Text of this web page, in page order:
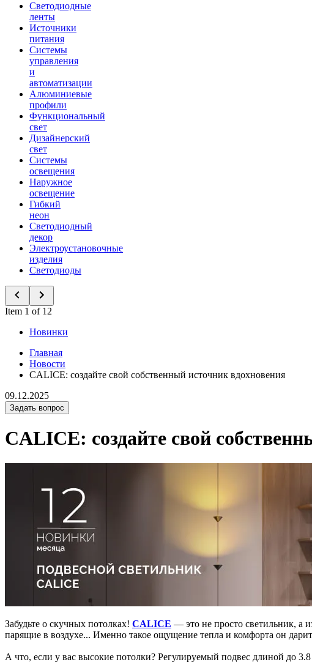
Светодиодные
ленты
Источники
питания
Системы
управления
и
автоматизации
Алюминиевые
профили
Функциональный
свет
Дизайнерский
свет
Системы
освещения
Наружное
освещение
Гибкий
неон
Светодиодный
декор
Электроустановочные
изделия
Светодиоды
Item 1 of 12
Новинки
Главная
Новости
CALICE: создайте свой собственный источник вдохновения
09.12.2025
Задать вопрос
CALICE: создайте свой
Забудьте о скучных потолках! CALICE — это не просто светильник, а
парящие в воздухе... Именно такое ощущение тепла и комфорта он
А что, если у вас высокие потолки? Регулируемый подвес длиной до